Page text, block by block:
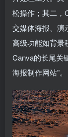
松操作；其二，
交媒体海报、演
高级功能如背景
Canva的长尾关
海报制作网站”。